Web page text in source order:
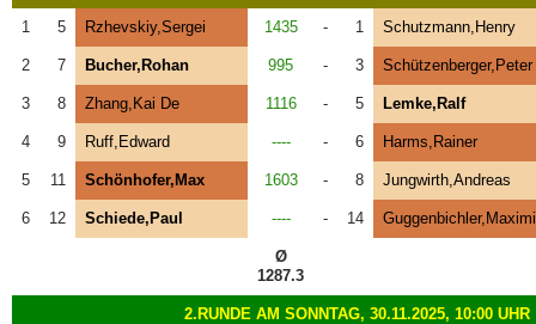
1 5 Rzhevskiy,Sergei 1435 - 1 Schutzmann,Henry
2 7 Bucher,Rohan 995 - 3 Schützenberger,Peter
3 8 Zhang,Kai De 1116 - 5 Lemke,Ralf
4 9 Ruff,Edward ---- - 6 Harms,Rainer
5 11 Schönhofer,Max 1603 - 8 Jungwirth,Andreas
6 12 Schiede,Paul ---- - 14
Ø
1287.3
2.RUNDE AM SONNTAG, 30.11.2025, 10:00 UHR